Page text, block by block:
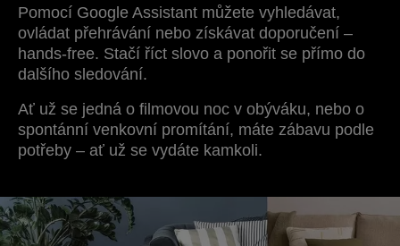
Pomocí Google Assistant můžete vyhledávat,
ovládat přehrávání nebo získávat doporučení –
hands-free. Stačí říct slovo a ponořit se přímo do
dalšího sledování.
Ať už se jedná o filmovou noc v obýváku, nebo o
spontánní venkovní promítání, máte zábavu podle
potřeby – ať už se vydáte kamkoli.